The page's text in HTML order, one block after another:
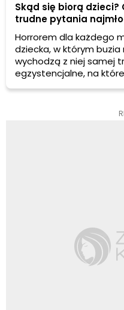
Skąd się biorą
trudne pytania
Horrorem dla każdego
dziecka, w którym buzia
wychodzą z niej samej
egzystencjalne, na
odpowiedzi, jak
„skąd się biorą